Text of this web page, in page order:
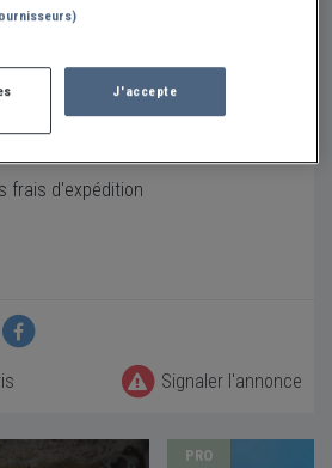
80LW neuves d'époque
frais d'expédition
Signaler l'annonce
PRO
J'accepte